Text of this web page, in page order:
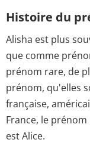
Histoire du
Alisha est plus
que comme
prénom rare, de
prénom, qu'elles
française,
France, le
est Alice.